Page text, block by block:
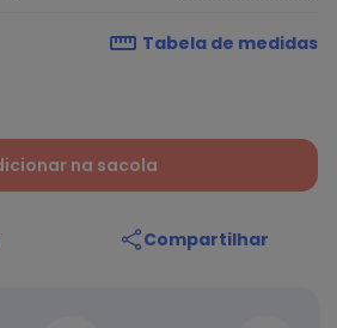
Tabela de medidas
na sacola
Compartilhar